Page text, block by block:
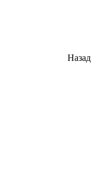
Назад